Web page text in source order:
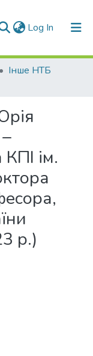
Log In (current)
Інше НТБ
ім.
р.)